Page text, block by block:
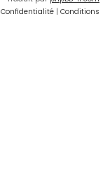
Confidentialité | Conditions